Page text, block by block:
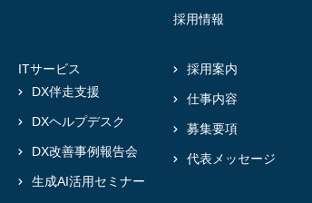
ITサービス
DX伴走支援
DXヘルプデスク
DX改善事例報告会
生成AI活用セミナー
採用情報
採用案内
仕事内容
募集要項
代表メッセージ